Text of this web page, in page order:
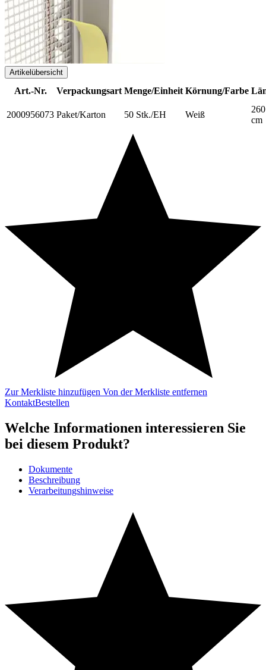
Artikelübersicht
Art.-Nr. Verpackungsart Menge/Einheit Körnung/Farbe
2000956073 Paket/Karton 50 Stk./EH Weiß
260
cm
Zur Merkliste hinzufügen Von der Merkliste entfernen
KontaktBestellen
Welche Informationen interessieren Sie
bei diesem Produkt?
Dokumente
Beschreibung
Verarbeitungshinweise